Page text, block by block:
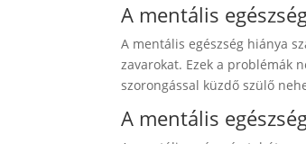
A mentális
A mentális egészség hiánya
zavarokat. Ezek a problémák
szorongással küzdő szülő
A mentális